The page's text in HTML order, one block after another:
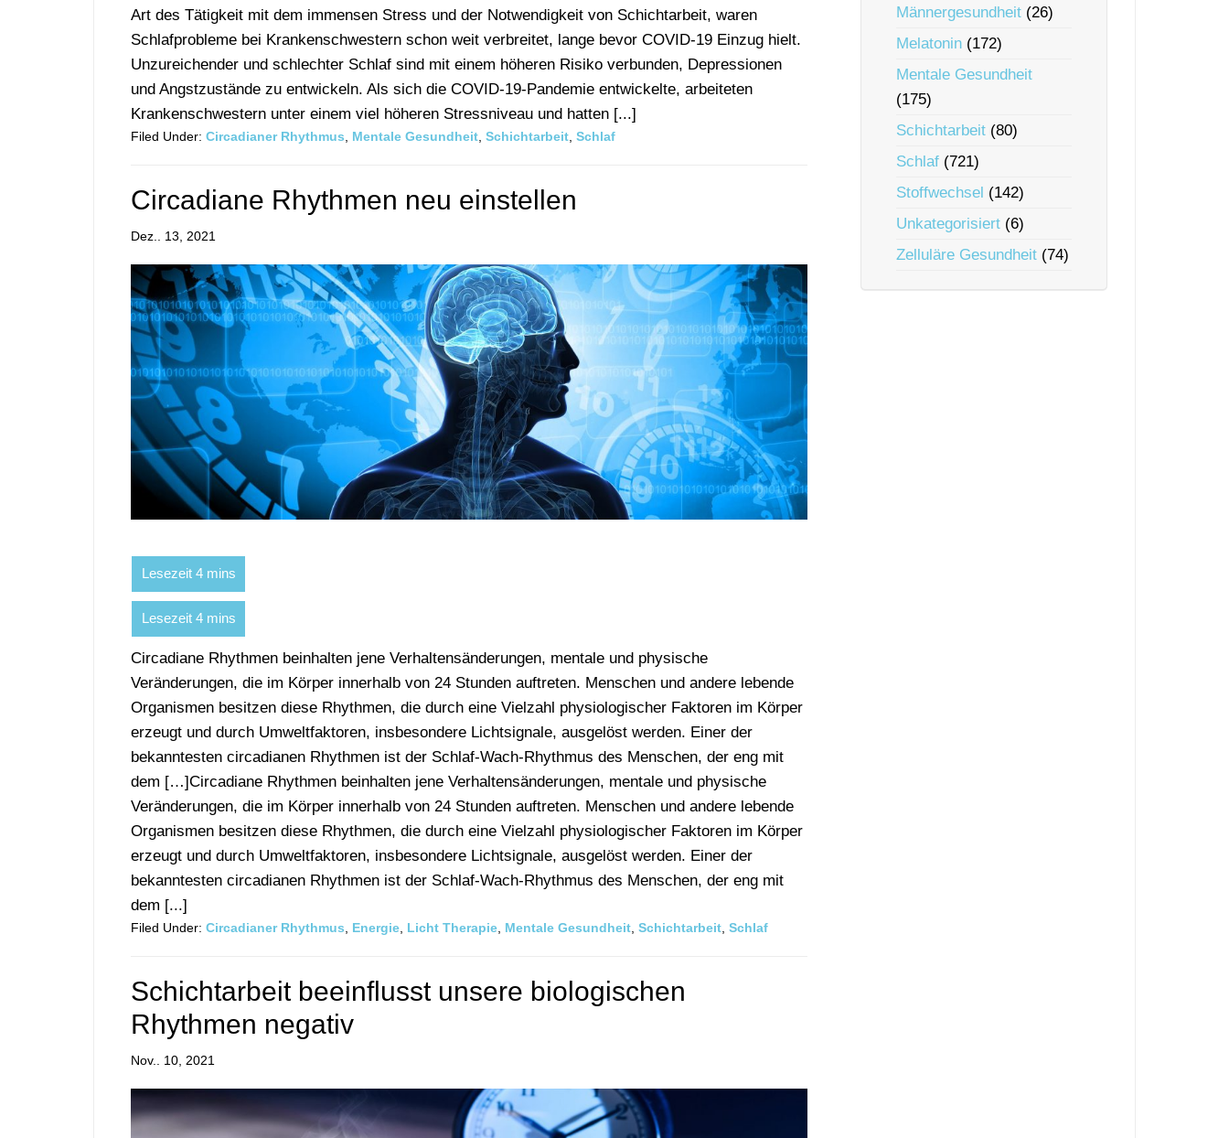
Art des Tätigkeit mit dem immensen Stress und der Notwendigkeit von Schichtarbeit, waren
Schlafprobleme bei Krankenschwestern schon weit verbreitet, lange bevor COVID-19 Einzug hielt.
Unzureichender und schlechter Schlaf sind mit einem höheren Risiko verbunden, Depressionen
und Angstzustände zu entwickeln. Als sich die COVID-19-Pandemie entwickelte, arbeiteten
Krankenschwestern unter einem viel höheren Stressniveau und hatten [...]
Filed Under: Circadianer Rhythmus Mentale Gesundheit Schichtarbeit Schlaf
Circadiane Rhythmen neu einstellen
Dez.. 13, 2021
Circadiane Rhythmen beinhalten jene Verhaltensänderungen, mentale und physische
Veränderungen, die im Körper innerhalb von 24 Stunden auftreten. Menschen und andere lebende
Organismen besitzen diese Rhythmen, die durch eine Vielzahl physiologischer Faktoren im Körper
erzeugt und durch Umweltfaktoren, insbesondere Lichtsignale, ausgelöst werden. Einer der
bekanntesten circadianen Rhythmen ist der Schlaf-Wach-Rhythmus des Menschen, der eng mit
dem […]Circadiane Rhythmen beinhalten jene Verhaltensänderungen, mentale und physische
Veränderungen, die im Körper innerhalb von 24 Stunden auftreten. Menschen und andere lebende
Organismen besitzen diese Rhythmen, die durch eine Vielzahl physiologischer Faktoren im Körper
erzeugt und durch Umweltfaktoren, insbesondere Lichtsignale, ausgelöst werden. Einer der
bekanntesten circadianen Rhythmen ist der Schlaf-Wach-Rhythmus des Menschen, der eng mit
dem [...]
Filed Under: Circadianer Rhythmus Energie Licht Therapie Mentale Gesundheit Schichtarbeit Schlaf
Schichtarbeit beeinflusst unsere biologischen
Rhythmen negativ
Nov.. 10, 2021
Männergesundheit (26)
Melatonin (172)
Mentale Gesundheit
(175)
Schichtarbeit (80)
Schlaf (721)
Stoffwechsel (142)
Unkategorisiert (6)
Zelluläre Gesundheit (74)